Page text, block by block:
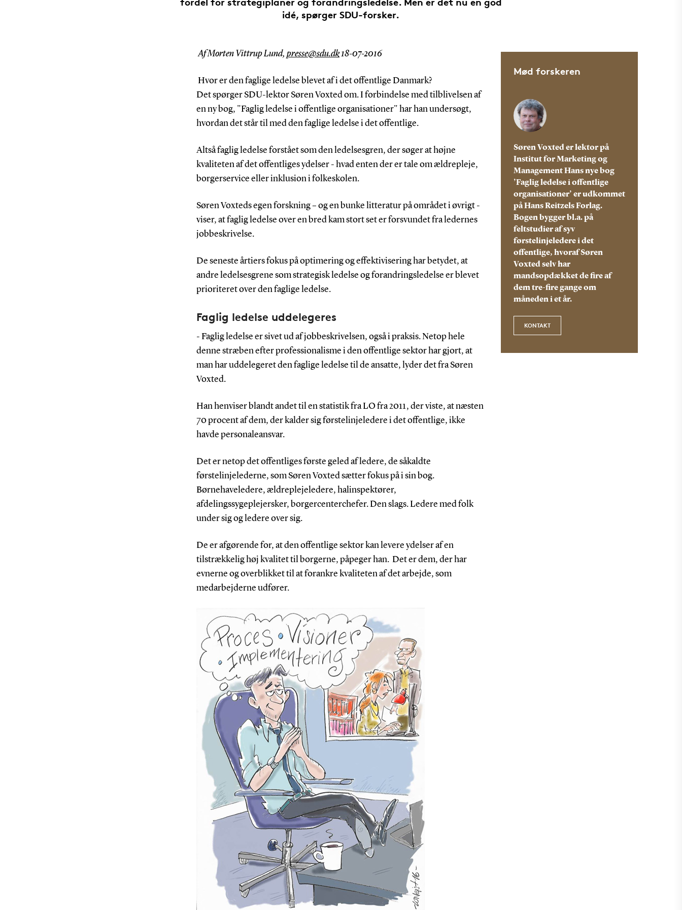
idé, spørger SDU-forsker.
Af Morten Vittrup Lund, presse@sdu.dk18-07-2016
Hvor er den faglige ledelse blevet af i det offentlige Danmark?
Det spørger SDU-lektor Søren Voxted om. I forbindelse med tilblivelsen af
en ny bog, "Faglig ledelse i offentlige organisationer" har han undersøgt,
hvordan det står til med den faglige ledelse i det offentlige.
Altså faglig ledelse forstået som den ledelsesgren, der søger at højne
kvaliteten af det offentliges ydelser - hvad enten der er tale om ældrepleje,
borgerservice eller inklusion i folkeskolen.
Søren Voxteds egen forskning – og en bunke litteratur på området i øvrigt -
viser, at faglig ledelse over en bred kam stort set er forsvundet fra ledernes
jobbeskrivelse.
De seneste årtiers fokus på optimering og effektivisering har betydet, at
andre ledelsesgrene som strategisk ledelse og forandringsledelse er blevet
prioriteret over den faglige ledelse.
Faglig ledelse uddelegeres
- Faglig ledelse er sivet ud af jobbeskrivelsen, også i praksis. Netop hele
denne stræben efter professionalisme i den offentlige sektor har gjort, at
man har uddelegeret den faglige ledelse til de ansatte, lyder det fra Søren
Voxted.
Han henviser blandt andet til en statistik fra LO fra 2011, der viste, at næsten
70 procent af dem, der kalder sig førstelinjeledere i det offentlige, ikke
havde personaleansvar.
Det er netop det offentliges første geled af ledere, de såkaldte
førstelinjelederne, som Søren Voxted sætter fokus på i sin bog.
Børnehaveledere, ældreplejeledere, halinspektører,
afdelingssygeplejersker, borgercenterchefer. Den slags. Ledere med folk
under sig og ledere over sig.
De er afgørende for, at den offentlige sektor kan levere ydelser af en
tilstrækkelig høj kvalitet til borgerne, påpeger han. Det er dem, der har
evnerne og overblikket til at forankre kvaliteten af det arbejde, som
medarbejderne udfører.
Mød forskeren
Søren Voxted er lektor på
Institut for Marketing og
Management Hans nye bog
’Faglig ledelse i offentlige
organisationer’ er udkommet
på Hans Reitzels Forlag.
Bogen bygger bl.a. på
feltstudier af syv
førstelinjeledere i det
offentlige, hvoraf Søren
Voxted selv har
mandsopdækket de fire af
dem tre-fire gange om
måneden i et år.
KONTAKT